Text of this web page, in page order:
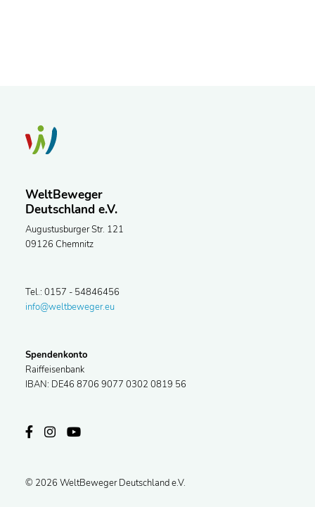
WeltBeweger
Deutschland e.V.
Augustusburger Str. 121
09126 Chemnitz
Tel.: 0157 - 54846456
info@weltbeweger.eu
Spendenkonto
Raiffeisenbank
IBAN: DE46 8706 9077 0302 0819 56
© 2026 WeltBeweger Deutschland e.V.